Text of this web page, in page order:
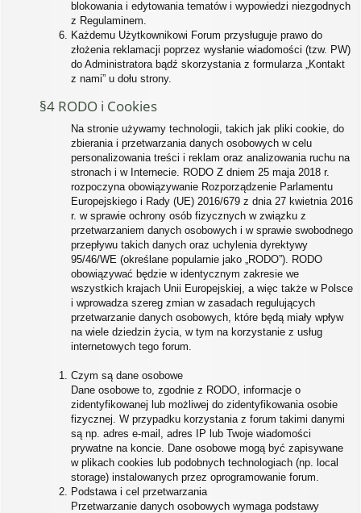
blokowania i edytowania tematów i wypowiedzi niezgodnych
z Regulaminem.
Każdemu Użytkownikowi Forum przysługuje prawo do
złożenia reklamacji poprzez wysłanie wiadomości (tzw. PW)
do Administratora bądź skorzystania z formularza „Kontakt
z nami” u dołu strony.
§4 RODO i Cookies
Na stronie używamy technologii, takich jak pliki cookie, do
zbierania i przetwarzania danych osobowych w celu
personalizowania treści i reklam oraz analizowania ruchu na
stronach i w Internecie. RODO Z dniem 25 maja 2018 r.
rozpoczyna obowiązywanie Rozporządzenie Parlamentu
Europejskiego i Rady (UE) 2016/679 z dnia 27 kwietnia 2016
r. w sprawie ochrony osób fizycznych w związku z
przetwarzaniem danych osobowych i w sprawie swobodnego
przepływu takich danych oraz uchylenia dyrektywy
95/46/WE (określane popularnie jako „RODO”). RODO
obowiązywać będzie w identycznym zakresie we
wszystkich krajach Unii Europejskiej, a więc także w Polsce
i wprowadza szereg zmian w zasadach regulujących
przetwarzanie danych osobowych, które będą miały wpływ
na wiele dziedzin życia, w tym na korzystanie z usług
internetowych tego forum.
Czym są dane osobowe
Dane osobowe to, zgodnie z RODO, informacje o
zidentyfikowanej lub możliwej do zidentyfikowania osobie
fizycznej. W przypadku korzystania z forum takimi danymi
są np. adres e-mail, adres IP lub Twoje wiadomości
prywatne na koncie. Dane osobowe mogą być zapisywane
w plikach cookies lub podobnych technologiach (np. local
storage) instalowanych przez oprogramowanie forum.
Podstawa i cel przetwarzania
Przetwarzanie danych osobowych wymaga podstawy